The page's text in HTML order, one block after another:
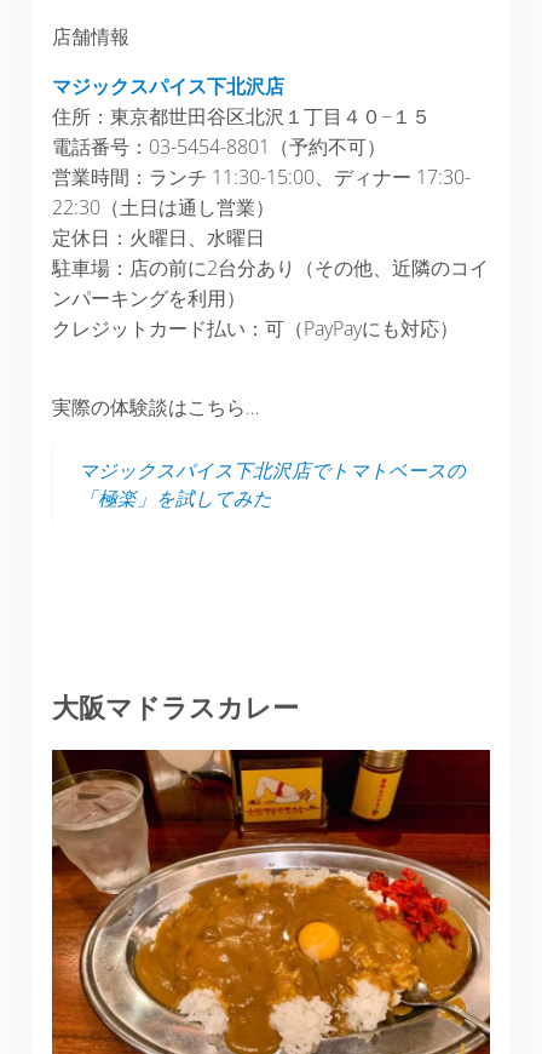
店舗情報
マジックスパイス下北沢店
住所：東京都世田谷区北沢１丁目４０−１５
電話番号：03-5454-8801（予約不可）
営業時間：ランチ 11:30-15:00、ディナー 17:30-
22:30（土日は通し営業）
定休日：火曜日、水曜日
駐車場：店の前に2台分あり（その他、近隣のコイ
ンパーキングを利用）
クレジットカード払い：可（PayPayにも対応）
実際の体験談はこちら…
マジックスパイス下北沢店でトマトベースの
「極楽」を試してみた
大阪マドラスカレー